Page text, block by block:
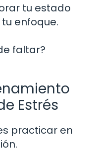
tu estado
enfoque.
faltar?
Estrés
practicar en